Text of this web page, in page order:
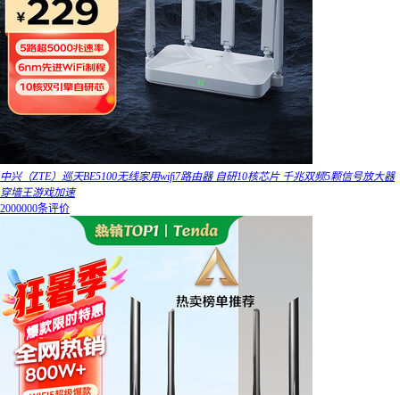
中兴（ZTE）巡天BE5100无线家用wifi7路由器 自研10核芯片 千兆双频5颗信号放大器
穿墙王游戏加速
2000000条评价